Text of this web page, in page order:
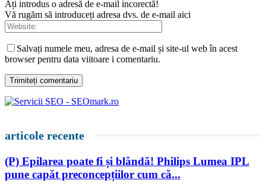
Ați introdus o adresă de e-mail incorectă!
Vă rugăm să introduceți adresa dvs. de e-mail aici
Salvați numele meu, adresa de e-mail și site-ul web în acest
browser pentru data viitoare i comentariu.
articole recente
(P) Epilarea poate fi și blândă! Philips Lumea IPL
pune capăt preconcepțiilor cum că...